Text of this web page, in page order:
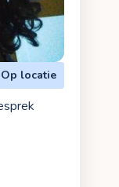
Op locatie